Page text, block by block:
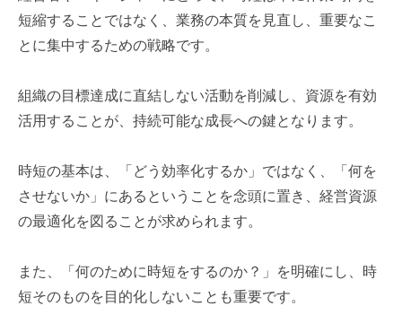
短縮することではなく、業務の本質を見直し、重要なこ
とに集中するための戦略です。
組織の目標達成に直結しない活動を削減し、資源を有効
活用することが、持続可能な成長への鍵となります。
時短の基本は、「どう効率化するか」ではなく、「何を
させないか」にあるということを念頭に置き、経営資源
の最適化を図ることが求められます。
また、「何のために時短をするのか？」を明確にし、時
短そのものを目的化しないことも重要です。